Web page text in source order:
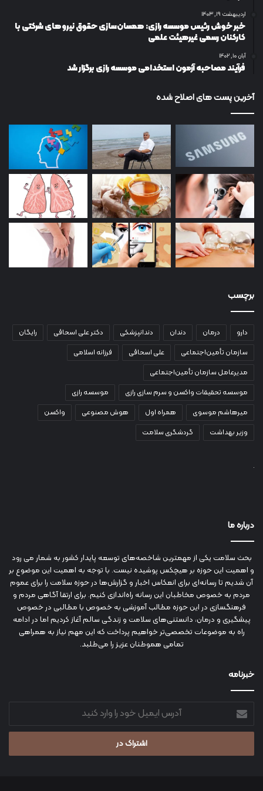
اردیبهشت ۱۹, ۱۴۰۳
خبر خوش رئیس موسسه رازی: همسان‌سازی حقوق نیروهای شرکتی با
کارکنان رسمی غیرهیئت علمی
آبان ۱۰, ۱۴۰۲
فرآیند مصاحبه آزمون استخدامی موسسه رازی برگزار شد
آخرین پست های اصلاح شده
برچسب
دارو درمان دندان دندانپزشکی دکتر علی اسحاقی
رایگان
سازمان تأمین‌اجتماعی
علی اسحاقی
فرزانه اسلامی
مدیرعامل سازمان تأمین‌اجتماعی
موسسه تحقیقات واکسن و سرم سازی رازی
موسسه رازی
میرهاشم موسوی
همراه اول هوش مصنوعی
واکسن
وزیر بهداشت
گردشگری سلامت
درباره ما
بحث سلامت یکی از مهمترین شاخصه‌های توسعه پایدار کشور به شمار می رود
و اهمیت این حوزه بر هیچکس پوشیده نیست. با توجه به اهمیت این موضوع بر
آن شدیم تا رسانه‌ای برای انعکاس اخبار و گزارش‌ها در حوزه سلامت را برای عموم
مردم به خصوص مخاطبان این رسانه راه‌اندازی کنیم. برای ارتقا آگاهی مردم و
فرهنگسازی در این حوزه مطالب آموزشی به خصوص با مطالبی در خصوص
پیشگیری و درمان، دانستنی‌های سلامت و زندگی سالم آغاز کردیم اما در ادامه
راه به موضوعات تخصصی‌تر خواهیم پرداخت که این مهم نیاز به همراهی
تمامی هموطنان عزیز را می‌طلبد.
خبرنامه
آدرس
ایمیل
خود
وارد